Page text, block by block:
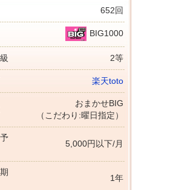
652回
BIG1000
2等
楽天toto
おまかせBIG
（こだわり:曜日指定）
5,000円以下/月
1年